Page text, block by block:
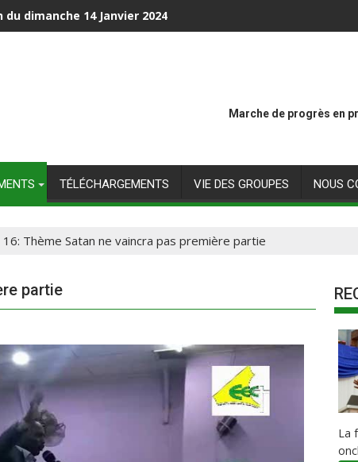
du dimanche 14 Janvier 2024
Marche de progrès en
TÉLÉCHARGEMENTS VIE DES GROUPES NOUS
16: Thème Satan ne vaincra pas première partie
partie
La